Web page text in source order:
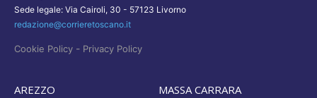
Sede legale: Via Cairoli, 30 - 57123 Livorno
redazione@corrieretoscano.it
Cookie Policy - Privacy Policy
AREZZO
MASSA CARRARA